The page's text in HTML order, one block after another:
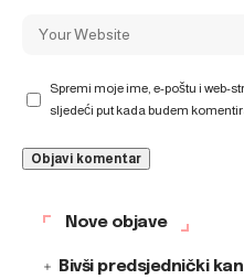
Spremi moje ime, e-poštu i web-
sljedeći put kada budem
Nove objave
Bivši predsjednički